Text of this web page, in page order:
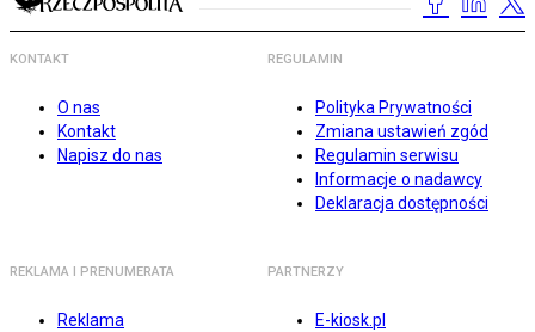
KONTAKT
O nas
Kontakt
Napisz do nas
REGULAMIN
Polityka Prywatności
Zmiana ustawień zgód
Regulamin serwisu
Informacje o nadawcy
Deklaracja dostępności
REKLAMA I PRENUMERATA
Reklama
PARTNERZY
E-kiosk.pl